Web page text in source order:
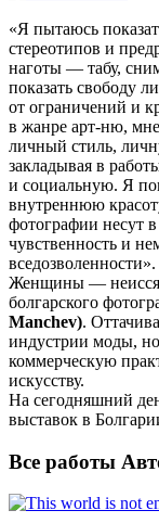
«Я пытаюсь
стереотипов и
наготы — табу,
показать свободу
от ограничений и
в жанре арт-ню, мне
личный стиль,
закладывая в
и социальную. Я
внутреннюю
фотографии несут
чувственность и
вседозволенности».
Женщины —
болгарского
Manchev).
индустрии моды, но
коммерческую
искусству.
На сегодняшний
выставок в
Все работы